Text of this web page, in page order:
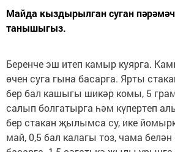
Майда кыздырылган суган
танышыгыз.
Беренче эш итеп камыр куярга.
өчен суга гына басарга. Ярты
бер бал кашыгы шикәр комы, 5
салып болгатырга һәм күпертеп
бер стакан җылымса су, ике
май, 0,5 бал калагы тоз, чама